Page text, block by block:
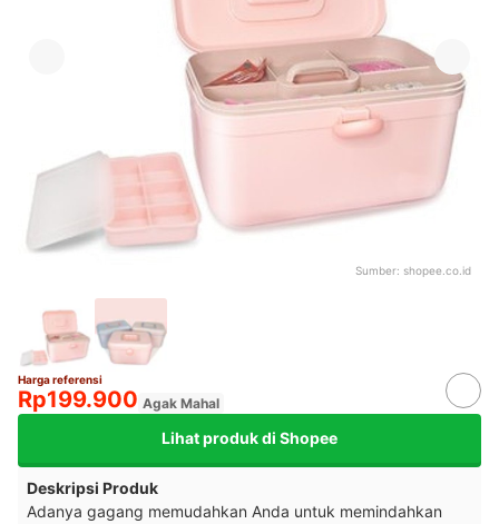
Sumber: shopee.co.id
Harga referensi
Rp199.900 Agak Mahal
Lihat produk di Shopee
Deskripsi Produk
Adanya gagang memudahkan Anda untuk memindahkan